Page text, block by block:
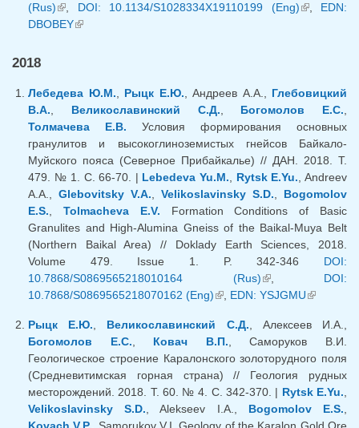
(Rus)(внешняя ссылка)
DOI: 10.1134/S1028334X19110199 (Eng)(внешняя
, EDN:
DBOBEY(внешняя ссылка)
2018
Лебедева Ю.М. Рыцк Е.Ю. , Андреев А.А., Глебовицкий
В.А.
Великославинский С.Д. Богомолов Е.С.
Толмачева Е.В. Условия формирования основных
гранулитов и высокоглиноземистых гнейсов Байкало-
Муйского пояса (Северное Прибайкалье) // ДАН. 2018. Т.
479. № 1. С. 66-70. | Lebedeva Yu.M. Rytsk E.Yu. , Andreev
A.A., Glebovitsky V.A. Velikoslavinsky S.D.
Bogomolov
E.S.
Tolmacheva E.V. Formation Conditions of Basic
Granulites and High-Alumina Gneiss of the Baikal-Muya Belt
(Northern Baikal Area) // Doklady Earth Sciences, 2018.
Volume 479. Issue 1. P. 342-346 DOI:
10.7868/S0869565218010164 (Rus)(внешняя
ссылка)
, DOI:
10.7868/S0869565218070162 (Eng)(внешняя ссылка)
EDN: YSJGMU(внешняя
Рыцк Е.Ю.
Великославинский С.Д. , Алексеев И.А.,
Богомолов Е.С.
Ковач В.П. , Саморуков В.И.
Геологическое строение Каралонского золоторудного поля
(Средневитимская горная страна) // Геология рудных
месторождений. 2018. Т. 60. № 4. С. 342-370. | Rytsk E.Yu.
Velikoslavinsky S.D. , Alekseev I.A., Bogomolov E.S.
Kovach V.P. , Samorukov V.I. Geology of the Karalon Gold Ore